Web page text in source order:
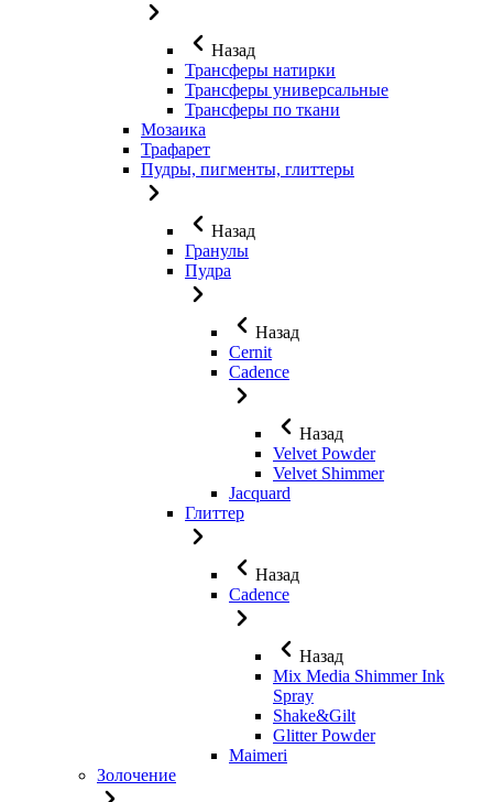
Назад
Трансферы натирки
Трансферы универсальные
Трансферы по ткани
Мозаика
Трафарет
Пудры, пигменты, глиттеры
Назад
Гранулы
Пудра
Назад
Cernit
Cadence
Назад
Velvet Powder
Velvet Shimmer
Jaсquard
Глиттер
Назад
Cadence
Назад
Mix Media Shimmer Ink
Spray
Shake&Gilt
Glitter Powder
Maimeri
Золочение